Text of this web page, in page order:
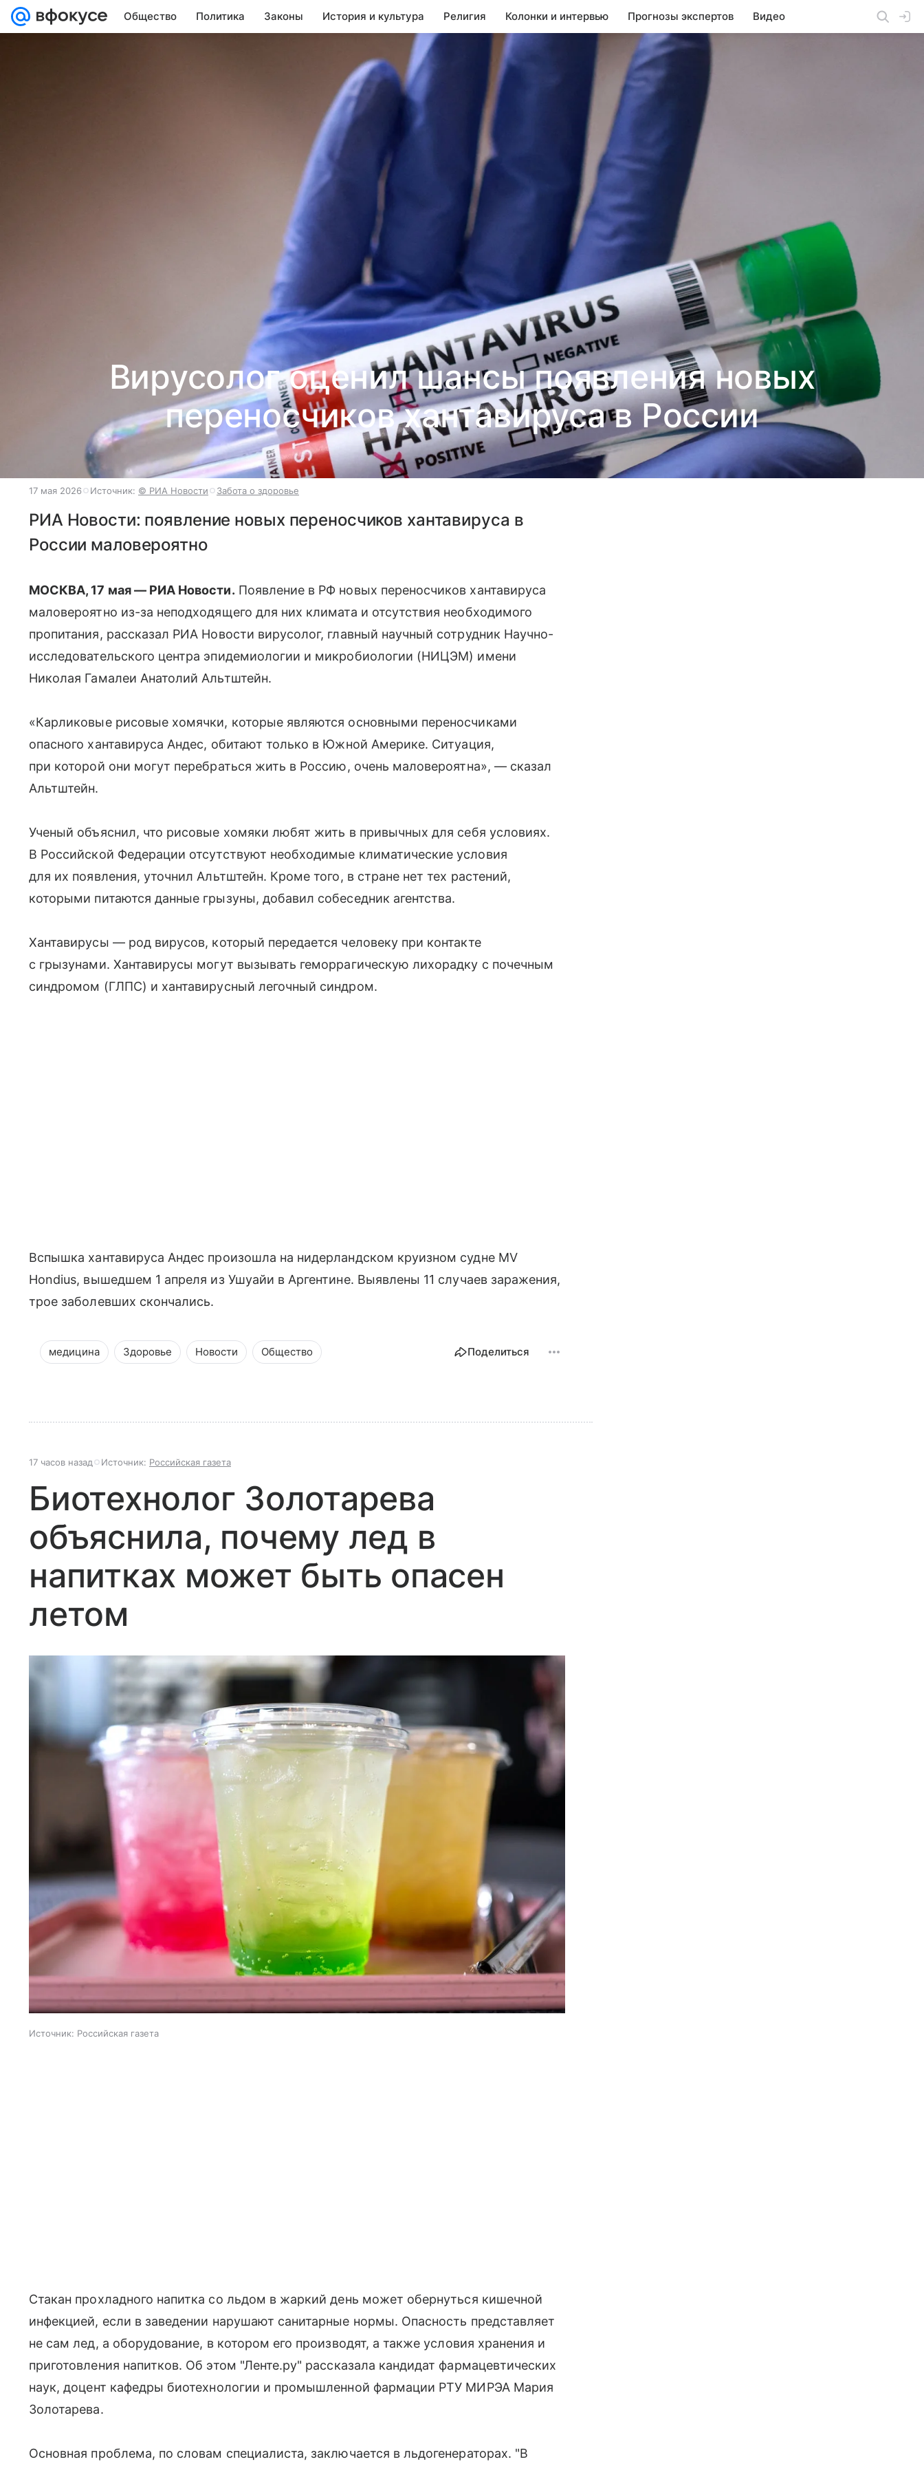
Общество Политика Законы История и культура Религия Колонки и интервью Прогнозы экспертов Видео
Вирусолог оценил шансы появления новых
переносчиков хантавируса​ в России
17 мая 2026 Источник: © РИА Новости Забота о здоровье
РИА Новости: появление новых переносчиков хантавируса в
России маловероятно
МОСКВА, 17 мая — РИА Новости. Появление в РФ новых переносчиков хантавируса
маловероятно из-за неподходящего для них климата и отсутствия необходимого
пропитания, рассказал РИА Новости вирусолог, главный научный сотрудник Научно-
исследовательского центра эпидемиологии и микробиологии (НИЦЭМ) имени
Николая Гамалеи Анатолий Альтштейн.
«Карликовые рисовые хомячки, которые являются основными переносчиками
опасного хантавируса Андес, обитают только в Южной Америке. Ситуация,
при которой они могут перебраться жить в Россию, очень маловероятна», — сказал
Альтштейн.
Ученый объяснил, что рисовые хомяки любят жить в привычных для себя условиях.
В Российской Федерации отсутствуют необходимые климатические условия
для их появления, уточнил Альтштейн. Кроме того, в стране нет тех растений,
которыми питаются данные грызуны, добавил собеседник агентства.
Хантавирусы — род вирусов, который передается человеку при контакте
с грызунами. Хантавирусы могут вызывать геморрагическую лихорадку с почечным
синдромом (ГЛПС) и хантавирусный легочный синдром.
Вспышка хантавируса Андес произошла на нидерландском круизном судне MV
Hondius, вышедшем 1 апреля из Ушуайи в Аргентине. Выявлены 11 случаев заражения,
трое заболевших скончались.​
медицина Здоровье Новости Общество Поделиться
17 часов назад Источник: Российская газета
Биотехнолог Золотарева
объяснила, почему лед в
напитках может быть опасен
летом
Источник: Российская газета
Стакан прохладного напитка со льдом в жаркий день может обернуться кишечной
инфекцией, если в заведении нарушают санитарные нормы. Опасность представляет
не сам лед, а оборудование, в котором его производят, а также условия хранения и
приготовления напитков. Об этом "Ленте.ру" рассказала кандидат фармацевтических
наук, доцент кафедры биотехнологии и промышленной фармации РТУ МИРЭА Мария
Золотарева.
Основная проблема, по словам специалиста, заключается в льдогенераторах. "В